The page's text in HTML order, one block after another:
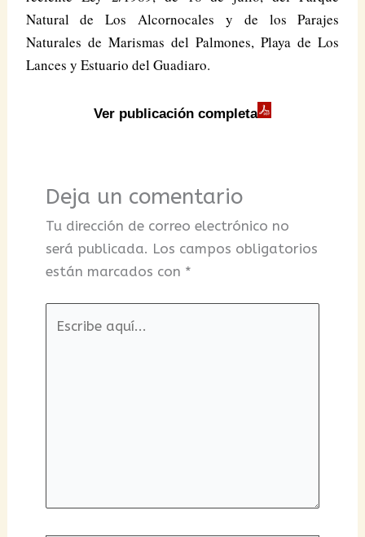
Natural de Los Alcornocales y de los Parajes
Naturales de Marismas del Palmones, Playa de Los
Lances y Estuario del Guadiaro.
Ver publicación completa
Deja un comentario
Tu dirección de correo electrónico no
será publicada. Los campos obligatorios
están marcados con *